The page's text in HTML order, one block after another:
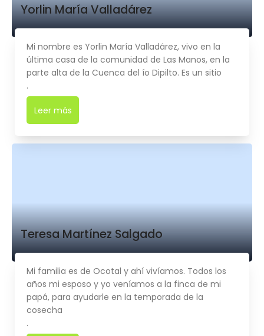
Yorlin María Valladárez
Mi nombre es Yorlin María Valladárez, vivo en la
última casa de la comunidad de Las Manos, en la
parte alta de la Cuenca del ío Dipilto. Es un sitio
.
Leer más
Teresa Martínez Salgado
Mi familia es de Ocotal y ahí vivíamos. Todos los
años mi esposo y yo veníamos a la finca de mi
papá, para ayudarle en la temporada de la
cosecha
.